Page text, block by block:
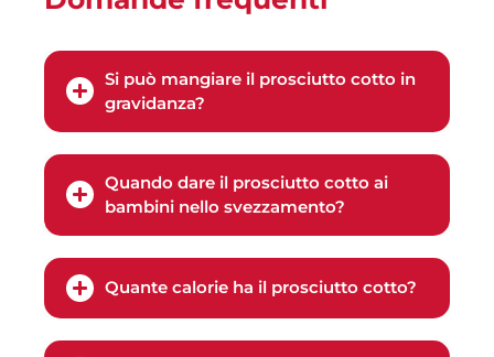
Si può mangiare il prosciutto cotto in
gravidanza?
Quando dare il prosciutto cotto ai
bambini nello svezzamento?
Quante calorie ha il prosciutto cotto?